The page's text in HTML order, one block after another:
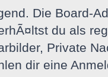
Die Board-
du als
Private
dir eine